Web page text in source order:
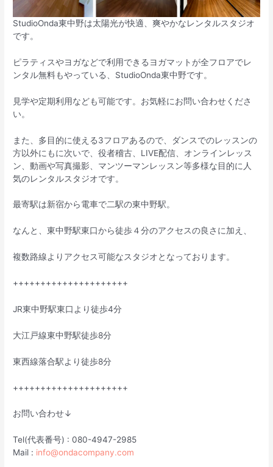
StudioOnda東中野は太陽光が快適、爽やかなレンタルスタジオ
です。
ピラティスやヨガなどで利用できるヨガマットが全フロアでレ
ンタル無料もやっている、StudioOnda東中野です。
見学や定期利用なども可能です。お気軽にお問い合わせくださ
い。
また、多目的に使える3フロアあるので、ダンスでのレッスンの
方以外にもに次いで、役者稽古、LIVE配信、オンラインレッス
ン、動画や写真撮影、マンツーマンレッスン等多様な目的に人
気のレンタルスタジオです。
最寄駅は新宿から電車で二駅の東中野駅。
なんと、東中野駅東口から徒歩４分のアクセスの良さに加え、
複数路線よりアクセス可能なスタジオとなっております。
+++++++++++++++++++++
JR東中野駅東口より徒歩4分
大江戸線東中野駅徒歩8分
東西線落合駅より徒歩8分
+++++++++++++++++++++
お問い合わせ↓
Tel(代表番号) : 080-4947-2985
Mail : info@ondacompany.com